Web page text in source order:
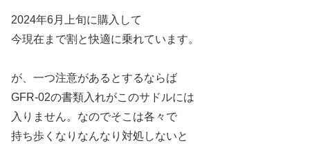
2024年6月上旬に購入して
今現在まで割と快適に乗れています。
が、一つ注意があるとするならば
GFR-02の書類入れがこのサドルには
入りません。なのでそこは各々で
持ち歩くなりなんなり対処しないと